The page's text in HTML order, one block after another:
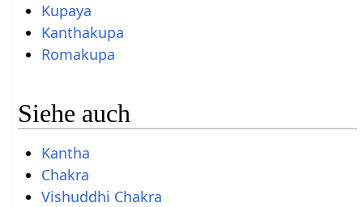
Kupaya
Kanthakupa
Romakupa
Siehe auch
Kantha
Chakra
Vishuddhi Chakra